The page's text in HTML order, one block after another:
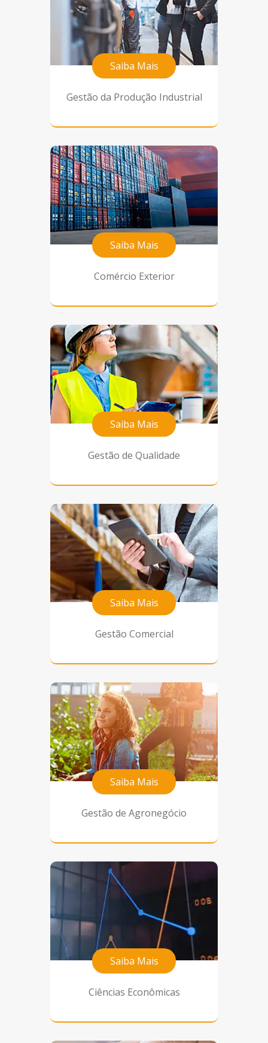
Saiba Mais
Gestão da Produção Industrial
Saiba Mais
Comércio Exterior
Saiba Mais
Gestão de Qualidade
Saiba Mais
Gestão Comercial
Saiba Mais
Gestão de Agronegócio
Saiba Mais
Ciências Econômicas